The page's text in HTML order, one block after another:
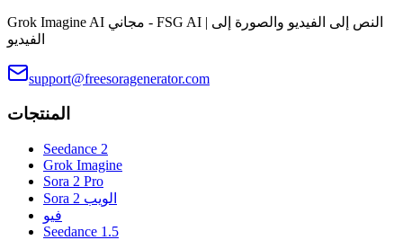
Grok Imagine AI مجاني - FSG AI | النص إلى الفيديو والصورة إلى
الفيديو
support@freesoragenerator.com
المنتجات
Seedance 2
Grok Imagine
Sora 2 Pro
Sora 2 الويب
فيو
Seedance 1.5